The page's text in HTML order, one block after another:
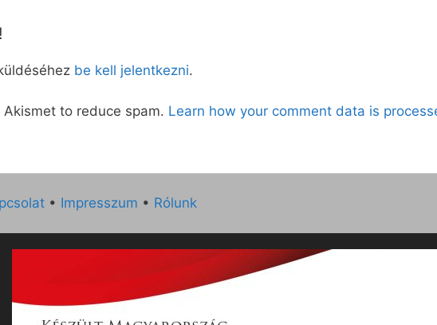
be kell jelentkezni.
to reduce spam. Learn how your comment data is
• Impresszum • Rólunk